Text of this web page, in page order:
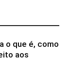
o que é, como
aos